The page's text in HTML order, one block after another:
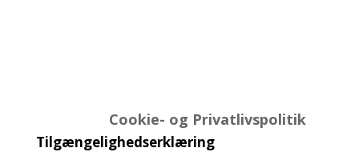
Cookie- og Privatlivspolitik
Tilgængelighedserklæring